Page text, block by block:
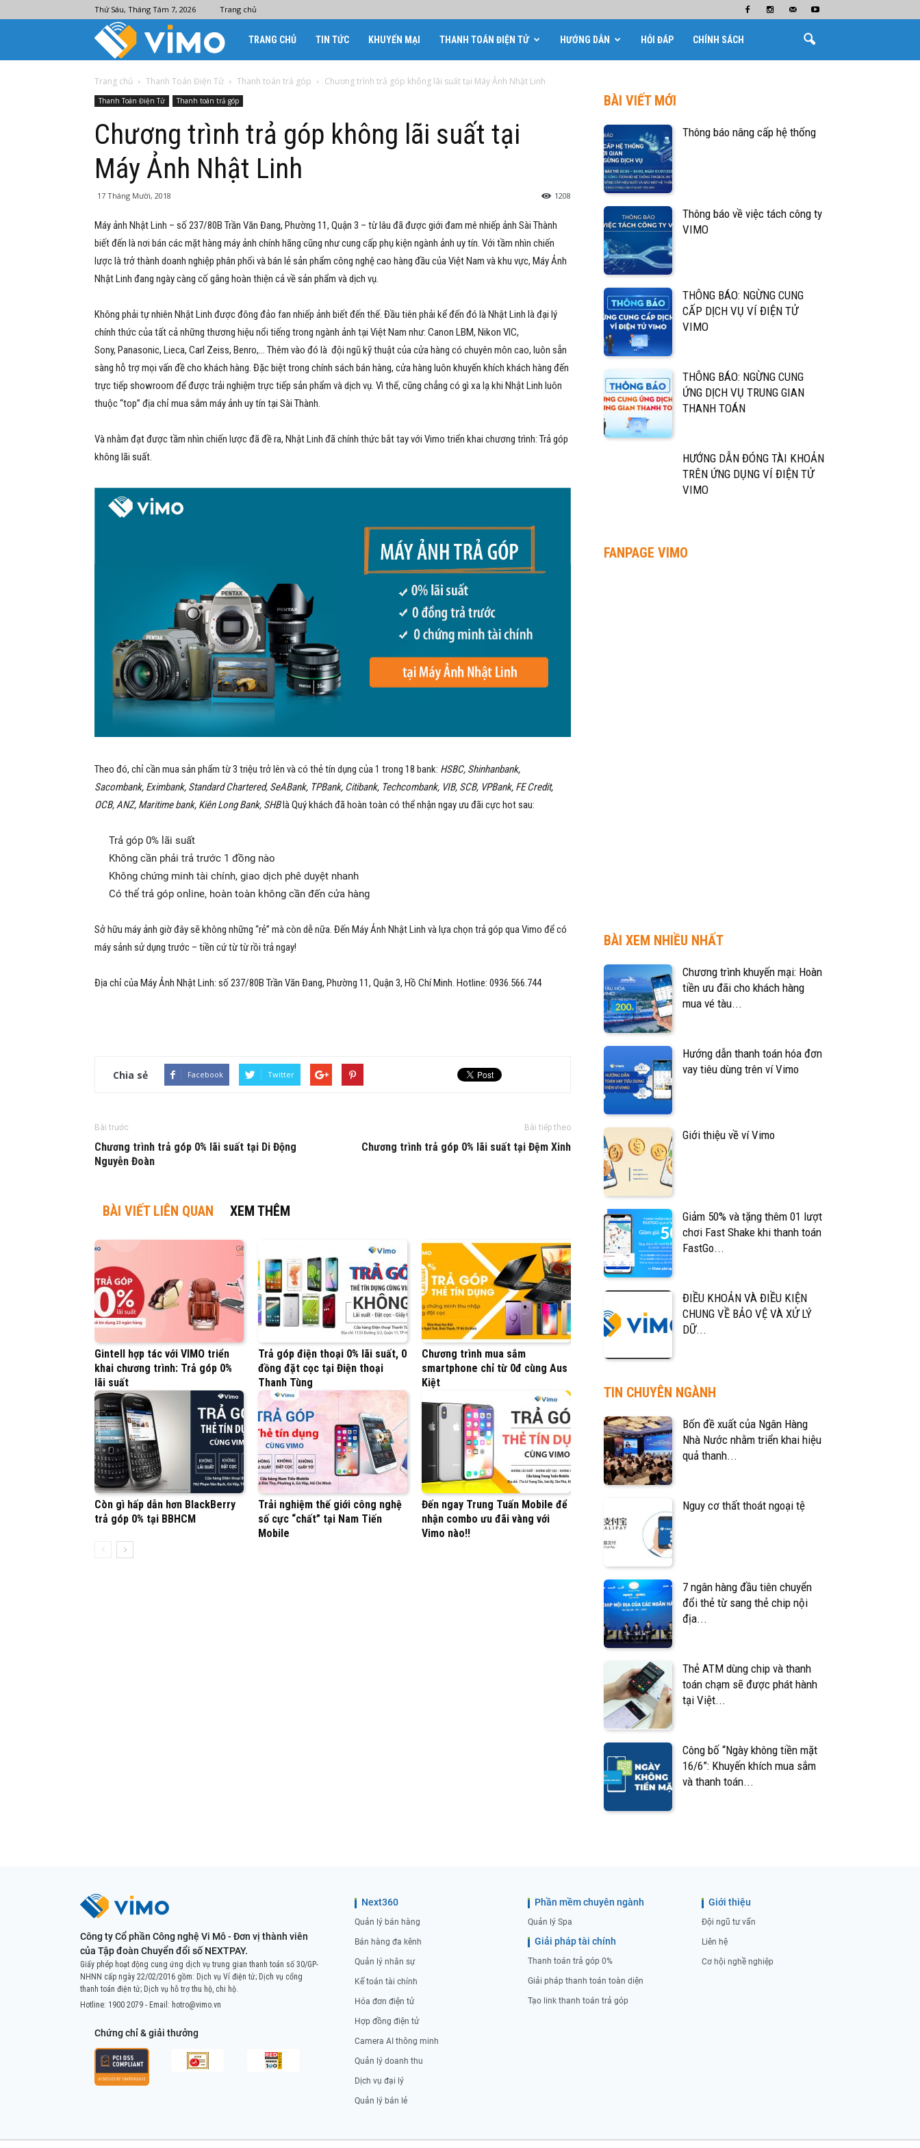
Thứ Sáu, Tháng Tám 7, 2026 Trang chủ
điện
Vimo
TRANG CHỦ TIN TỨC KHUYẾN MẠI THANH TOÁN ĐIỆN TỬ HƯỚNG DẪN HỎI ĐÁP CHÍNH SÁCH
Trang chủ Thanh Toán Điện Tử Thanh toán trả góp Chương trình trả góp không lãi suất tại Máy Ảnh Nhật Linh
Thanh Toán Điện Tử Thanh toán trả góp
Chương trình trả góp không lãi suất tại
Máy Ảnh Nhật Linh
17 Tháng Mười, 2018 1208
Máy ảnh Nhật Linh – số 237/80B Trần Văn Đang, Phường 11, Quận 3 – từ lâu đã được giới đam mê nhiếp ảnh Sài Thành
biết đến là nơi bán các mặt hàng máy ảnh chính hãng cũng như cung cấp phụ kiện ngành ảnh uy tín. Với tầm nhìn chiến
lược là trở thành doanh nghiệp phân phối và bán lẻ sản phẩm công nghệ cao hàng đầu của Việt Nam và khu vực, Máy Ảnh
Nhật Linh đang ngày càng cố gắng hoàn thiện cả về sản phẩm và dịch vụ.
Không phải tự nhiên Nhật Linh được đông đảo fan nhiếp ảnh biết đến thế. Đầu tiên phải kể đến đó là Nhật Linh là đại lý
chính thức của tất cả những thương hiệu nổi tiếng trong ngành ảnh tại Việt Nam như: Canon LBM, Nikon VIC,
Sony, Panasonic, Lieca, Carl Zeiss, Benro,… Thêm vào đó là đội ngũ kỹ thuật của cửa hàng có chuyên môn cao, luôn sẵn
sàng hỗ trợ mọi vấn đề cho khách hàng. Đặc biệt trong chính sách bán hàng, cửa hàng luôn khuyến khích khách hàng đến
trực tiếp showroom để được trải nghiệm trực tiếp sản phẩm và dịch vụ. Vì thế, cũng chẳng có gì xa lạ khi Nhật Linh luôn
thuộc “top” địa chỉ mua sắm máy ảnh uy tín tại Sài Thành.
Và nhằm đạt được tầm nhìn chiến lược đã đề ra, Nhật Linh đã chính thức bắt tay với Vimo triển khai chương trình: Trả góp
không lãi suất.
Theo đó, chỉ cần mua sản phẩm từ 3 triệu trở lên và có thẻ tín dụng của 1 trong 18 bank: HSBC, Shinhanbank,
Sacombank, Eximbank, Standard Chartered, SeABank, TPBank, Citibank, Techcombank, VIB, SCB, VPBank, FE Credit,
OCB, ANZ, Maritime bank, Kiên Long Bank, SHBlà Quý khách đã hoàn toàn có thể nhận ngay ưu đãi cực hot sau:
Trả góp 0% lãi suất
Không cần phải trả trước 1 đồng nào
Không chứng minh tài chính, giao dịch phê duyệt nhanh
Có thể trả góp online, hoàn toàn không cần đến cửa hàng
Sở hữu máy ảnh giờ đây sẽ không những “rẻ” mà còn dễ nữa. Đến Máy Ảnh Nhật Linh và lựa chọn trả góp qua Vimo để có
máy sảnh sử dụng trước – tiền cứ từ từ rồi trả ngay!
Địa chỉ của Máy Ảnh Nhật Linh: số 237/80B Trần Văn Đang, Phường 11, Quận 3, Hồ Chí Minh. Hotline: 0936.566.744
Chia sẻ Facebook Twitter
Bài trước
Chương trình trả góp 0% lãi suất tại Di Động
Nguyễn Đoàn
Bài tiếp theo
Chương trình trả góp 0% lãi suất tại Đệm Xinh
BÀI VIẾT LIÊN QUAN XEM THÊM
Gintell hợp tác với VIMO triển
khai chương trình: Trả góp 0%
lãi suất
Trả góp điện thoại 0% lãi suất, 0
đồng đặt cọc tại Điện thoại
Thanh Tùng
Chương trình mua sắm
smartphone chỉ từ 0đ cùng Aus
Kiệt
Còn gì hấp dẫn hơn BlackBerry
trả góp 0% tại BBHCM
Trải nghiệm thế giới công nghệ
số cực “chất” tại Nam Tiến
Mobile
Đến ngay Trung Tuấn Mobile để
nhận combo ưu đãi vàng với
Vimo nào!!
BÀI VIẾT MỚI
Thông báo nâng cấp hệ thống
Thông báo về việc tách công ty
VIMO
THÔNG BÁO: NGỪNG CUNG
CẤP DỊCH VỤ VÍ ĐIỆN TỬ
VIMO
THÔNG BÁO: NGỪNG CUNG
ỨNG DỊCH VỤ TRUNG GIAN
THANH TOÁN
HƯỚNG DẪN ĐÓNG TÀI KHOẢN
TRÊN ỨNG DỤNG VÍ ĐIỆN TỬ
VIMO
FANPAGE VIMO
BÀI XEM NHIỀU NHẤT
Chương trình khuyến mại: Hoàn
tiền ưu đãi cho khách hàng
mua vé tàu...
Hướng dẫn thanh toán hóa đơn
vay tiêu dùng trên ví Vimo
Giới thiệu về ví Vimo
Giảm 50% và tặng thêm 01 lượt
chơi Fast Shake khi thanh toán
FastGo...
ĐIỀU KHOẢN VÀ ĐIỀU KIỆN
CHUNG VỀ BẢO VỆ VÀ XỬ LÝ
DỮ...
TIN CHUYÊN NGÀNH
Bốn đề xuất của Ngân Hàng
Nhà Nước nhằm triển khai hiệu
quả thanh...
Nguy cơ thất thoát ngoại tệ
7 ngân hàng đầu tiên chuyển
đổi thẻ từ sang thẻ chip nội
địa...
Thẻ ATM dùng chip và thanh
toán chạm sẽ được phát hành
tại Việt...
Công bố “Ngày không tiền mặt
16/6”: Khuyến khích mua sắm
và thanh toán...
Công ty Cổ phần Công nghệ Vi Mô - Đơn vị thành viên
của Tập đoàn Chuyển đổi số NEXTPAY.
Giấy phép hoạt động cung ứng dịch vụ trung gian thanh toán số 30/GP-
NHNN cấp ngày 22/02/2016 gồm: Dịch vụ Ví điện tử; Dịch vụ cổng
thanh toán điện tử; Dịch vụ hỗ trợ thu hộ, chi hộ.
Hotline: 1900 2079 - Email: hotro@vimo.vn
Chứng chỉ & giải thưởng
Next360
Quản lý bán hàng
Bán hàng đa kênh
Quản lý nhân sự
Kế toán tài chính
Hóa đơn điện tử
Hợp đồng điện tử
Camera AI thông minh
Quản lý doanh thu
Dịch vụ đại lý
Quản lý bán lẻ
Phần mềm chuyên ngành
Quản lý Spa
Giải pháp tài chính
Thanh toán trả góp 0%
Giải pháp thanh toán toàn diện
Tạo link thanh toán trả góp
Giới thiệu
Đội ngũ tư vấn
Liên hệ
Cơ hội nghề nghiệp